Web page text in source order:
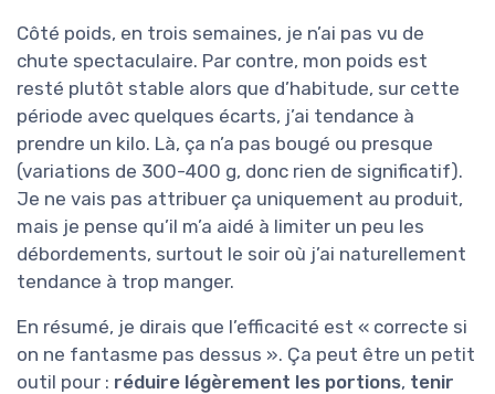
Côté poids, en trois semaines, je n’ai pas vu de
chute spectaculaire. Par contre, mon poids est
resté plutôt stable alors que d’habitude, sur cette
période avec quelques écarts, j’ai tendance à
prendre un kilo. Là, ça n’a pas bougé ou presque
(variations de 300-400 g, donc rien de significatif).
Je ne vais pas attribuer ça uniquement au produit,
mais je pense qu’il m’a aidé à limiter un peu les
débordements, surtout le soir où j’ai naturellement
tendance à trop manger.
En résumé, je dirais que l’efficacité est « correcte si
on ne fantasme pas dessus ». Ça peut être un petit
outil pour : réduire légèrement les portions, tenir